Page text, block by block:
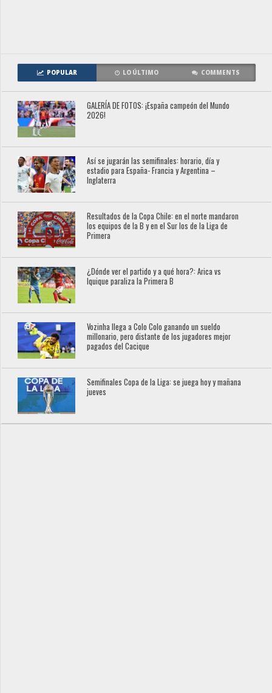
POPULAR LO ÚLTIMO COMMENTS
GALERÍA DE FOTOS: ¡España campeón del Mundo
2026!
Así se jugarán las semifinales: horario, día y
estadio para España- Francia y Argentina –
Inglaterra
Resultados de la Copa Chile: en el norte mandaron
los equipos de la B y en el Sur los de la Liga de
Primera
¿Dónde ver el partido y a qué hora?: Arica vs
Iquique paraliza la Primera B
Vozinha llega a Colo Colo ganando un sueldo
millonario, pero distante de los jugadores mejor
pagados del Cacique
Semifinales Copa de la Liga: se juega hoy y mañana
jueves